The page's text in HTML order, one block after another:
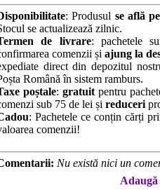
: Produsul se află
se actualizează zilnic.
de livrare: pachetele
comenzii șiajung la
direct din depozitul
Română în sistem ramburs.
poștale: gratuitpentru
sub 75 de lei și reduceri
: Pachetele ce conțin cărți
comenzii!
Nu există nici un